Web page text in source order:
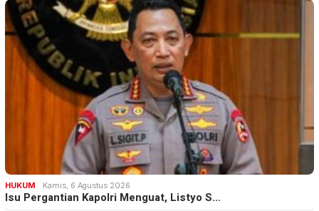
HUKUM Kamis, 6 Agustus 2026
Isu Pergantian Kapolri Menguat, Listyo S…